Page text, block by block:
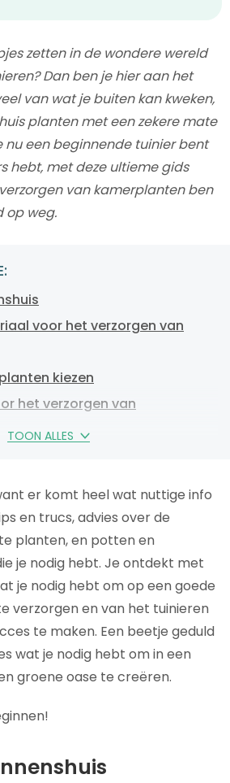
zetten in de wondere wereld
Dan ben je hier aan het
van wat je buiten kan kweken,
planten met een zekere mate
nu een beginnende tuinier bent
hebt, met deze ultieme gids
van kamerplanten ben
op weg.
TOON ALLES
voor het verzorgen van
kiezen
het verzorgen van
binnentuin binnen
er komt heel wat nuttige info
en trucs, advies over de
planten, en potten en
je nodig hebt. Je ontdekt met
je nodig hebt om op een goede
verzorgen en van het tuinieren
te maken. Een beetje geduld
wat je nodig hebt om in een
groene oase te creëren.